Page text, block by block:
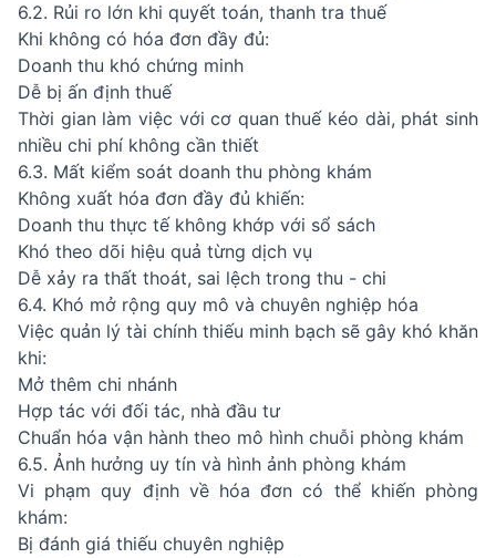
6.2. Rủi ro lớn khi quyết toán, thanh tra thuế
Khi không có hóa đơn đầy đủ:
Doanh thu khó chứng minh
Dễ bị ấn định thuế
Thời gian làm việc với cơ quan thuế kéo dài, phát sinh
nhiều chi phí không cần thiết
6.3. Mất kiểm soát doanh thu phòng khám
Không xuất hóa đơn đầy đủ khiến:
Doanh thu thực tế không khớp với sổ sách
Khó theo dõi hiệu quả từng dịch vụ
Dễ xảy ra thất thoát, sai lệch trong thu - chi
6.4. Khó mở rộng quy mô và chuyên nghiệp hóa
Việc quản lý tài chính thiếu minh bạch sẽ gây khó khăn
khi:
Mở thêm chi nhánh
Hợp tác với đối tác, nhà đầu tư
Chuẩn hóa vận hành theo mô hình chuỗi phòng khám
6.5. Ảnh hưởng uy tín và hình ảnh phòng khám
Vi phạm quy định về hóa đơn có thể khiến phòng
khám:
Bị đánh giá thiếu chuyên nghiệp